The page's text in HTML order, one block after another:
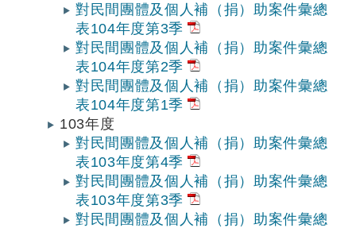
對民間團體及個人補（捐）助案件彙總
表104年度第3季
對民間團體及個人補（捐）助案件彙總
表104年度第2季
對民間團體及個人補（捐）助案件彙總
表104年度第1季
103年度
對民間團體及個人補（捐）助案件彙總
表103年度第4季
對民間團體及個人補（捐）助案件彙總
表103年度第3季
對民間團體及個人補（捐）助案件彙總